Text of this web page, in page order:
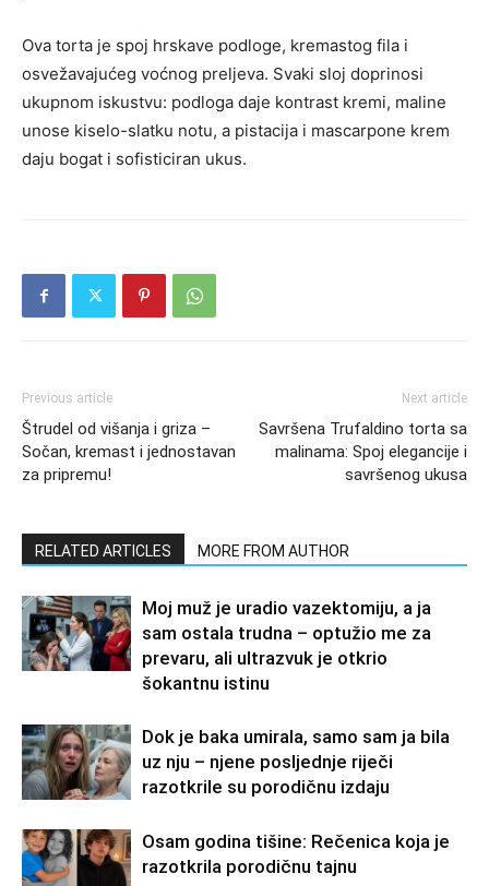
Ova torta je spoj hrskave podloge, kremastog fila i
osvežavajućeg voćnog preljeva. Svaki sloj doprinosi
ukupnom iskustvu: podloga daje kontrast kremi, maline
unose kiselo-slatku notu, a pistacija i mascarpone krem
daju bogat i sofisticiran ukus.
Previous article
Štrudel od višanja i griza –
Sočan, kremast i jednostavan
za pripremu!
Next article
Savršena Trufaldino torta sa
malinama: Spoj elegancije i
savršenog ukusa
RELATED ARTICLES MORE FROM AUTHOR
Moj muž je uradio vazektomiju, a ja
sam ostala trudna – optužio me za
prevaru, ali ultrazvuk je otkrio
šokantnu istinu
Dok je baka umirala, samo sam ja bila
uz nju – njene posljednje riječi
razotkrile su porodičnu izdaju
Osam godina tišine: Rečenica koja je
razotkrila porodičnu tajnu